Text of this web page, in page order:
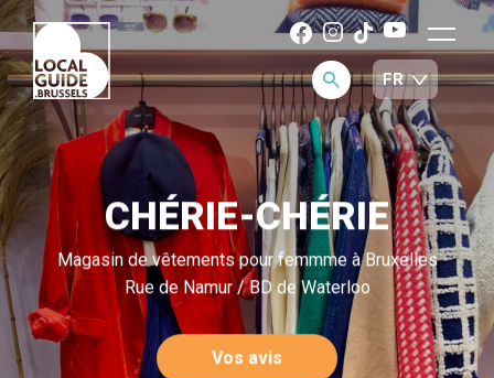
CHÉRIE-CHÉRIE
Magasin de vêtements pour femmme à Bruxelles
Rue de Namur / BD de Waterloo
Vos avis